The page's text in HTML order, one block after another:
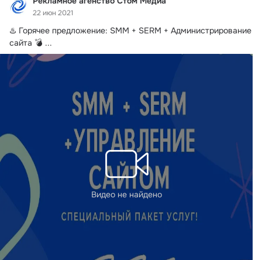
22 июн 2021
♨️ Горячее предложение: SMM + SERM + Администрирование
сайта 💣 ...
Видео не найдено